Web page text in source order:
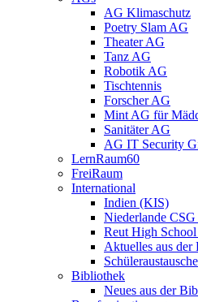
AG Klimaschutz
Poetry Slam AG
Theater AG
Tanz AG
Robotik AG
Tischtennis
Forscher AG
Mint AG für
Sanitäter AG
AG IT Security
LernRaum60
FreiRaum
International
Indien (KIS)
Niederlande
Reut High
Aktuelles aus der
Schüleraustausche
Bibliothek
Neues aus der